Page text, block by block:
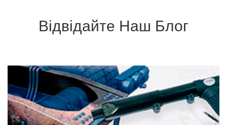
Відвідайте Наш Блог